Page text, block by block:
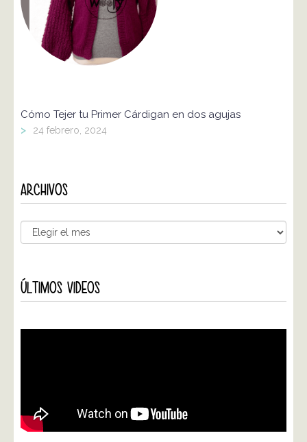
Cómo Tejer tu Primer Cárdigan en dos agujas
> 24 febrero, 2024
ARCHIVOS
ÚLTIMOS VIDEOS